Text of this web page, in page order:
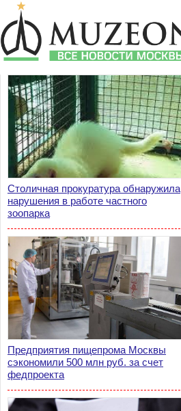
Столичная прокуратура обнаружила
нарушения в работе частного
зоопарка
Предприятия пищепрома Москвы
сэкономили 500 млн руб. за счет
федпроекта